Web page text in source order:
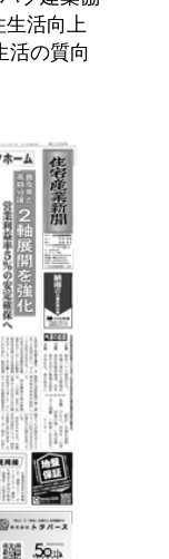
生活向上
活の質向